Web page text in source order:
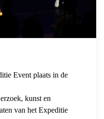
Event plaats in de
kunst en
van het Expeditie